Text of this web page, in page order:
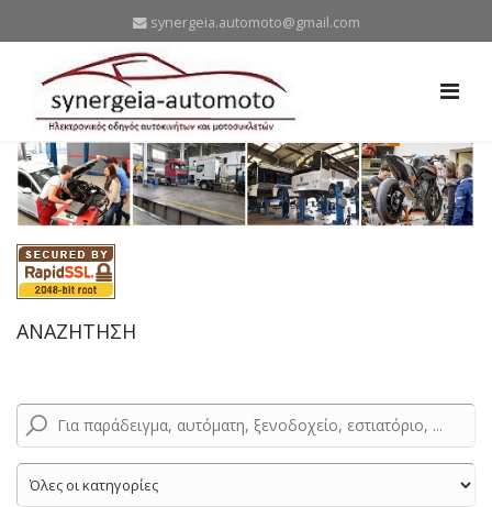
synergeia.automoto@gmail.com
ΑΝΑΖΗΤΗΣΗ